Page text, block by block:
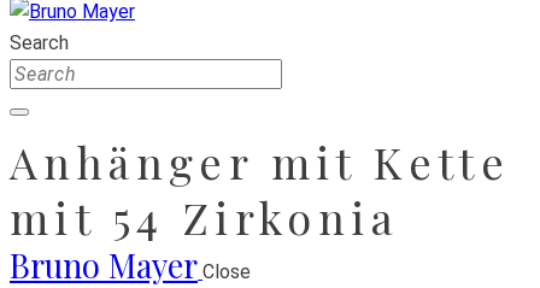
Search
Anhänger mit Kette
mit 54 Zirkonia
Bruno Mayer Close